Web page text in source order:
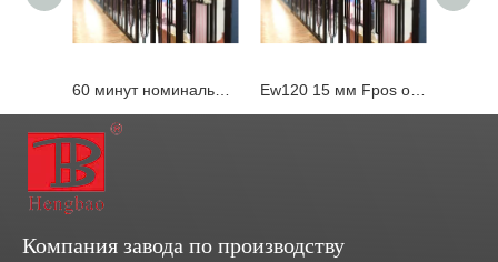
Компания завода по производству